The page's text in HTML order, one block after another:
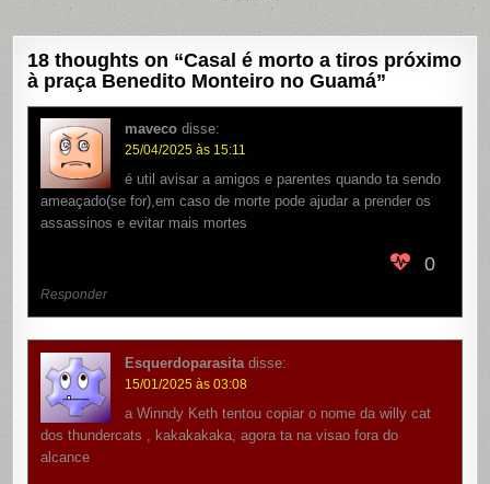
18 thoughts on “Casal é morto a tiros próximo
à praça Benedito Monteiro no Guamá”
maveco disse:
25/04/2025 às 15:11
é util avisar a amigos e parentes quando ta sendo
ameaçado(se for),em caso de morte pode ajudar a prender os
assassinos e evitar mais mortes
0
Responder
Esquerdoparasita disse:
15/01/2025 às 03:08
a Winndy Keth tentou copiar o nome da willy cat
dos thundercats , kakakakaka, agora ta na visao fora do
alcance